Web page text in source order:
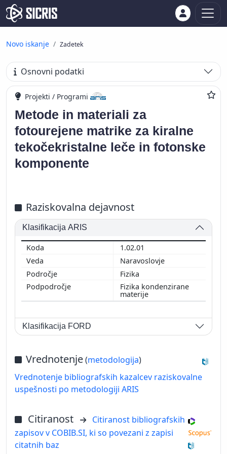
Novo iskanje Zadetek
Osnovni podatki
Projekti / Programi
Metode in materiali za
fotourejene matrike za kiralne
tekočekristalne leče in fotonske
komponente
Raziskovalna dejavnost
Klasifikacija ARIS
1.02.01
Naravoslovje
Fizika
Fizika kondenzirane
materije
Klasifikacija FORD
Vrednotenje(metodologija)
Vrednotenje bibliografskih kazalcev raziskovalne
uspešnosti po metodologiji ARIS
Citiranost
Citiranost bibliografskih
zapisov v COBIB.SI, ki so povezani z zapisi
citatnih baz